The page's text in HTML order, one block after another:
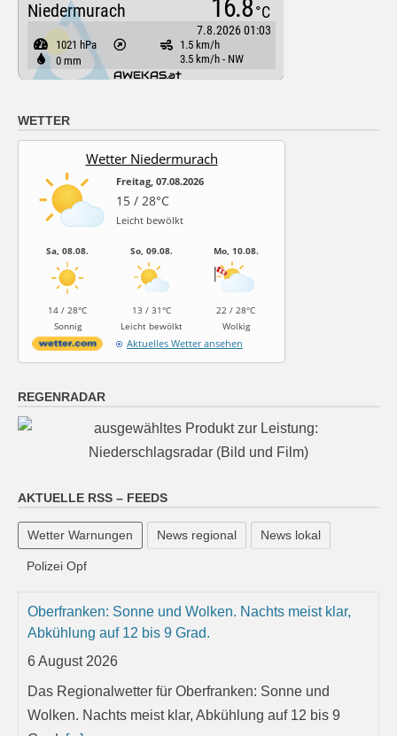
WETTER
Wetter Niedermurach
Freitag, 07.08.2026
15 / 28°C
Leicht bewölkt
Sa, 08.08.
14 / 28°C
Sonnig
So, 09.08.
13 / 31°C
Leicht bewölkt
Mo, 10.08.
22 / 28°C
Wolkig
Aktuelles Wetter ansehen
REGENRADAR
AKTUELLE RSS – FEEDS
Wetter Warnungen News regional News lokal
Polizei Opf
Oberfranken: Sonne und Wolken. Nachts meist klar,
Abkühlung auf 12 bis 9 Grad.
6 August 2026
Das Regionalwetter für Oberfranken: Sonne und
Wolken. Nachts meist klar, Abkühlung auf 12 bis 9